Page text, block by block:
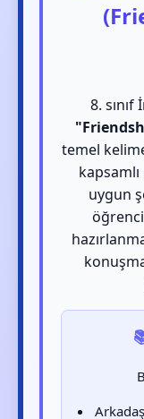
8.
temel
uygun